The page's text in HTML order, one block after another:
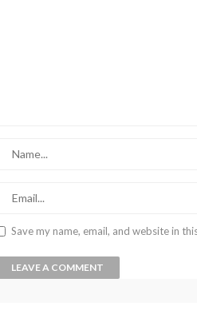
Save my name, email, and website in